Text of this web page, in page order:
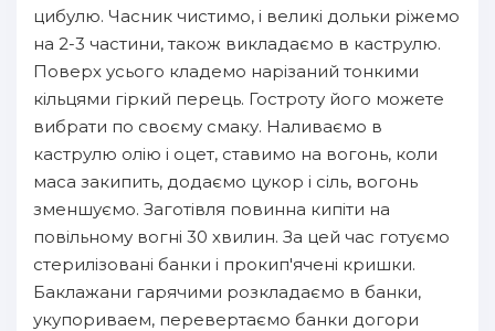
цибулю. Часник чистимо, і великі дольки ріжемо
на 2-3 частини, також викладаємо в каструлю.
Поверх усього кладемо нарізаний тонкими
кільцями гіркий перець. Гостроту його можете
вибрати по своєму смаку. Наливаємо в
каструлю олію і оцет, ставимо на вогонь, коли
маса закипить, додаємо цукор і сіль, вогонь
зменшуємо. Заготівля повинна кипіти на
повільному вогні 30 хвилин. За цей час готуємо
стерилізовані банки і прокип'ячені кришки.
Баклажани гарячими розкладаємо в банки,
укупориваем, перевертаємо банки догори